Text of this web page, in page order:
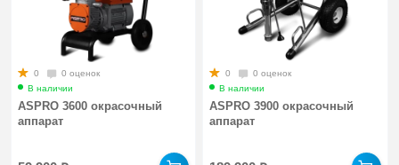
0
0 оценок
В наличии
ASPRO 3600 окрасочный
аппарат
0
0 оценок
В наличии
ASPRO 3900 окрасочный
аппарат